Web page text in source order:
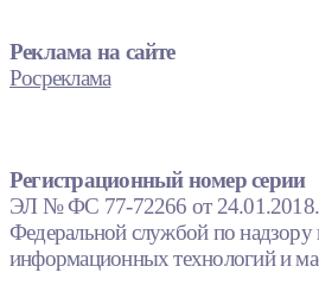
Реклама на сайте
Росреклама
Регистрационный номер серии
ЭЛ № ФС 77-72266 от 24.01.2018.
Федеральной службой по надзору
информационных технологий и